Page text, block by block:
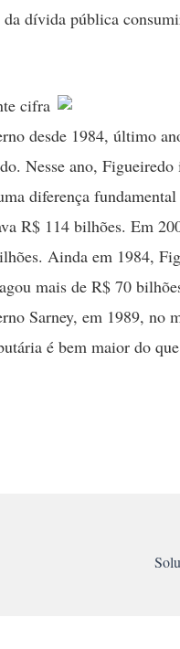
dívida pública
cifra
desde 1984, último
Nesse ano, Figueiredo
diferença
R$ 114 bilhões. Em
Ainda em 1984,
mais de R$ 70
Sarney, em 1989, no
é bem maior do